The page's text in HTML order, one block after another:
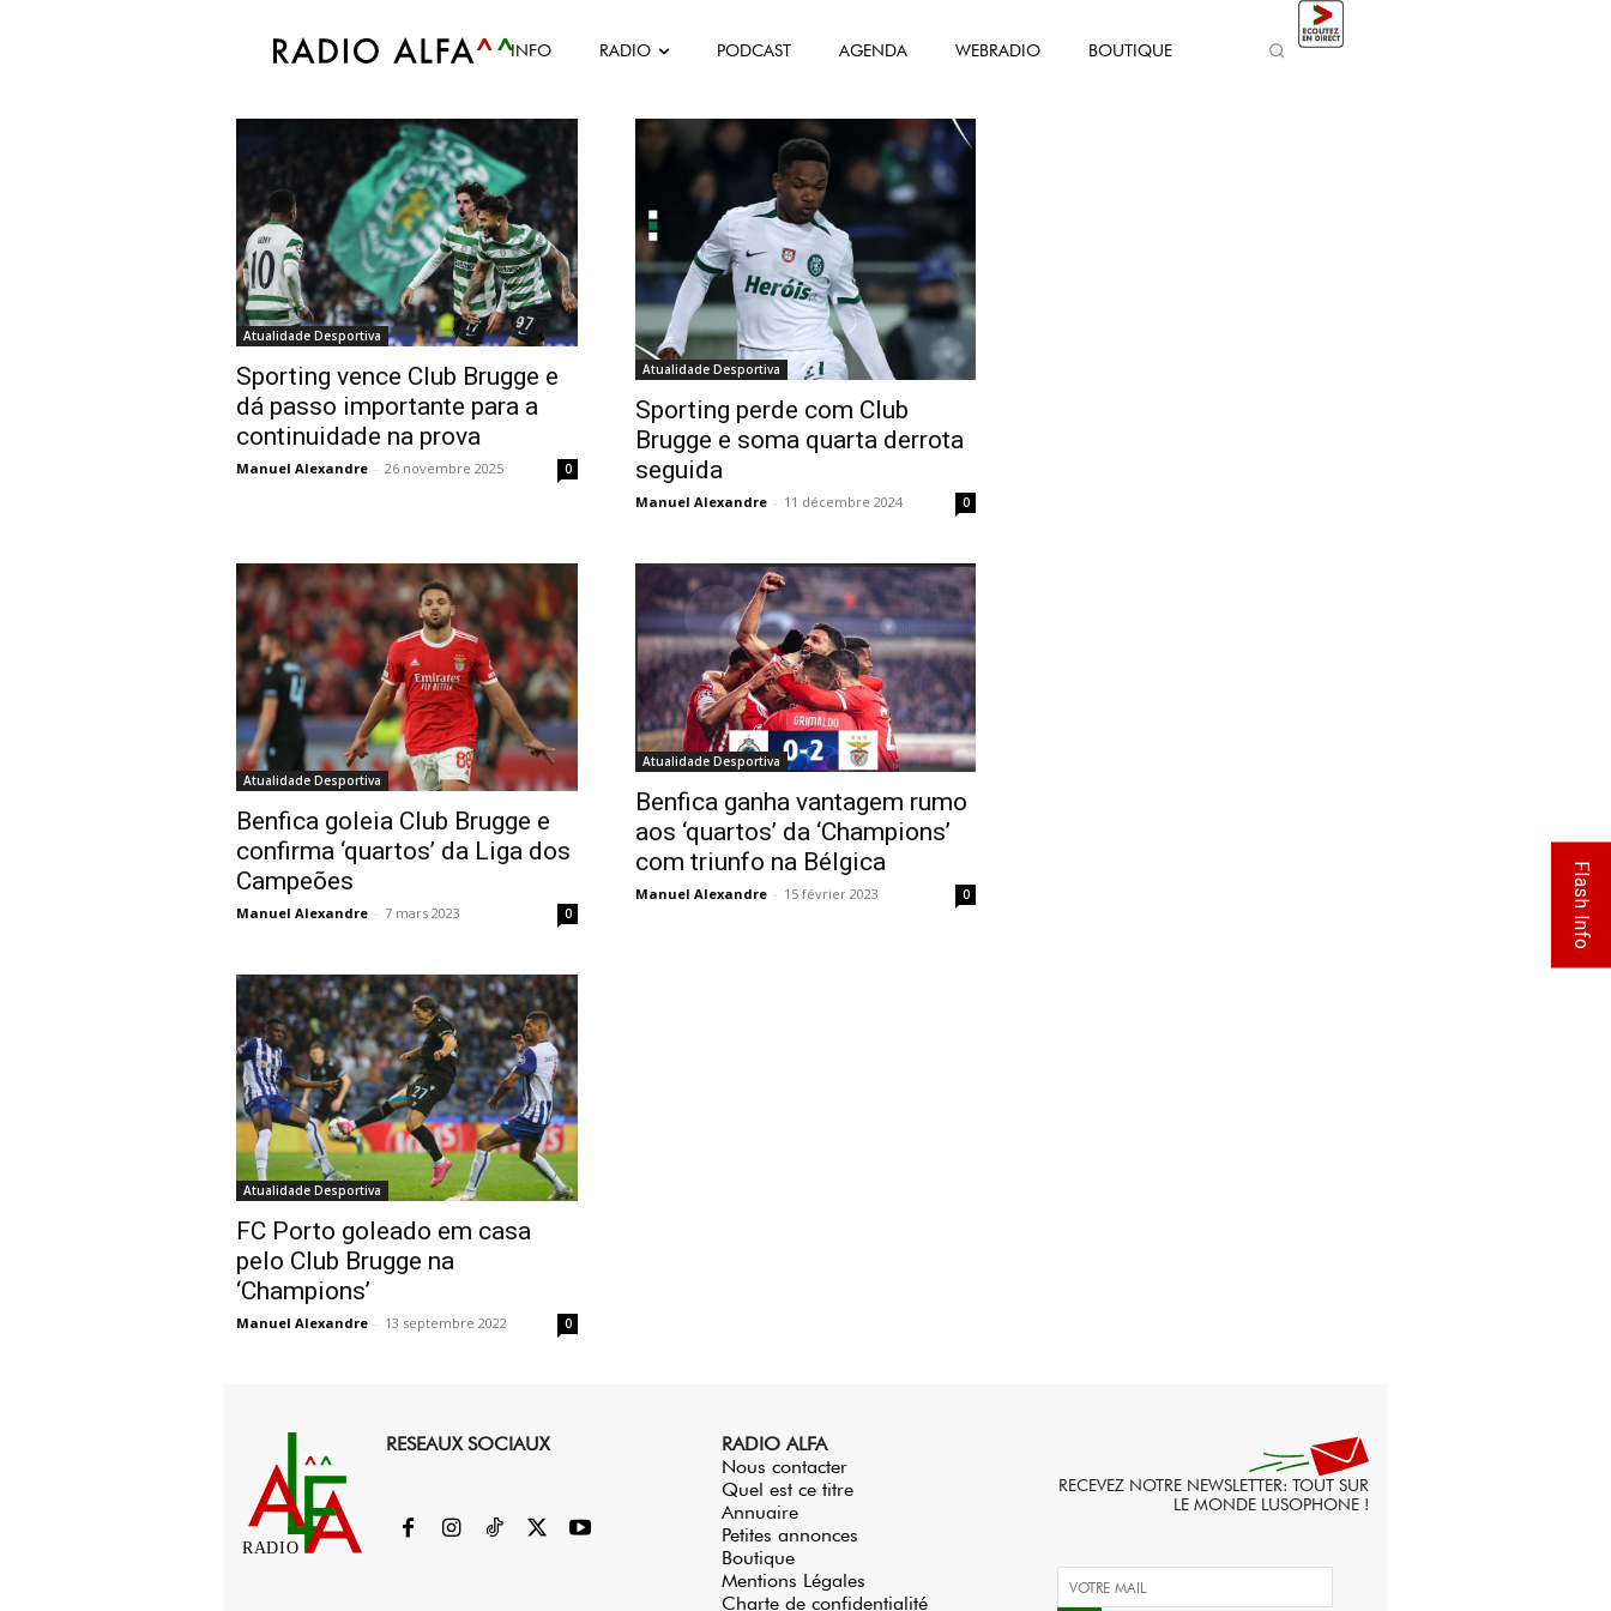
INFO RADIO PODCAST AGENDA WEBRADIO BOUTIQUE
Accueil Tags Club Brugge
Tag: Club Brugge
Atualidade Desportiva
Sporting vence Club Brugge e
dá passo importante para a
continuidade na prova
Manuel Alexandre - 26 novembre 2025 0
Atualidade Desportiva
Sporting perde com Club
Brugge e soma quarta derrota
seguida
Manuel Alexandre - 11 décembre 2024 0
Atualidade Desportiva
Benfica goleia Club Brugge e
confirma ‘quartos’ da Liga dos
Campeões
Manuel Alexandre - 7 mars 2023 0
Atualidade Desportiva
Benfica ganha vantagem rumo
aos ‘quartos’ da ‘Champions’
com triunfo na Bélgica
Manuel Alexandre - 15 février 2023 0
Atualidade Desportiva
FC Porto goleado em casa
pelo Club Brugge na
‘Champions’
Manuel Alexandre - 13 septembre 2022 0
RADIO
RESEAUX SOCIAUX
RADIO ALFA
Nous contacter
Quel est ce titre
Annuaire
Petites annonces
Boutique
Mentions Légales
Charte de confidentialité
RECEVEZ NOTRE NEWSLETTER: TOUT SUR
LE MONDE LUSOPHONE !
Flash Info